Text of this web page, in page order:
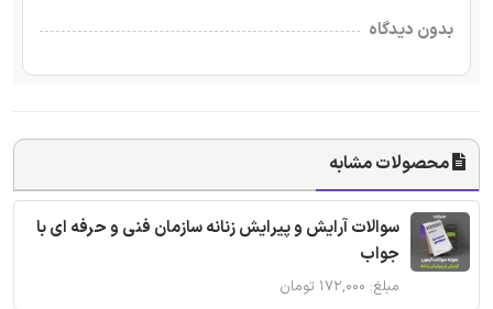
بدون دیدگاه
محصولات مشابه
سوالات آرایش و پیرایش زنانه سازمان فنی و حرفه ای با
جواب
مبلغ: ۱۷۲,۰۰۰ تومان